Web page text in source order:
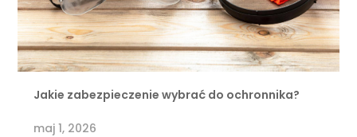
Jakie zabezpieczenie wybrać do ochronnika?
maj 1, 2026